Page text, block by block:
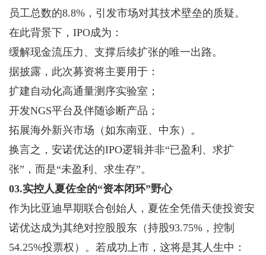
员工总数的8.8%，引发市场对其技术壁垒的质疑。
在此背景下，IPO成为：
缓解现金流压力、支撑后续扩张的唯一出路。
据披露，此次募资将主要用于：
扩建自动化高通量测序实验室；
开发NGS平台及伴随诊断产品；
拓展海外新兴市场（如东南亚、中东）。
换言之，安诺优达的IPO逻辑并非“已盈利、求扩
张”，而是“未盈利、求生存”。
03.实控人夏佐全的“资本闭环”野心
作为比亚迪早期联合创始人，夏佐全凭借天使投资安
诺优达成为其绝对控股股东（持股93.75%，控制
54.25%投票权）。若成功上市，这将是其人生中：